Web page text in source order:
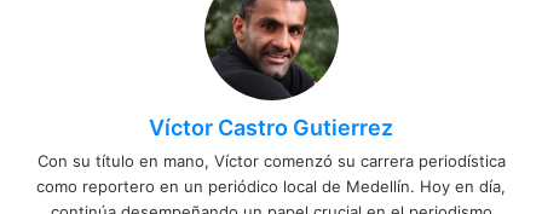
Víctor Castro Gutierrez
Con su título en mano, Víctor comenzó su carrera periodística
como reportero en un periódico local de Medellín. Hoy en día,